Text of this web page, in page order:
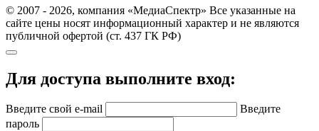
© 2007 - 2026, компания «МедиаСпектр» Все указанные на
сайте цены носят информационный характер и не являются
публичной офертой (ст. 437 ГК РФ)
Для доступа выполните вход:
Введите свой e-mail
Введите
пароль